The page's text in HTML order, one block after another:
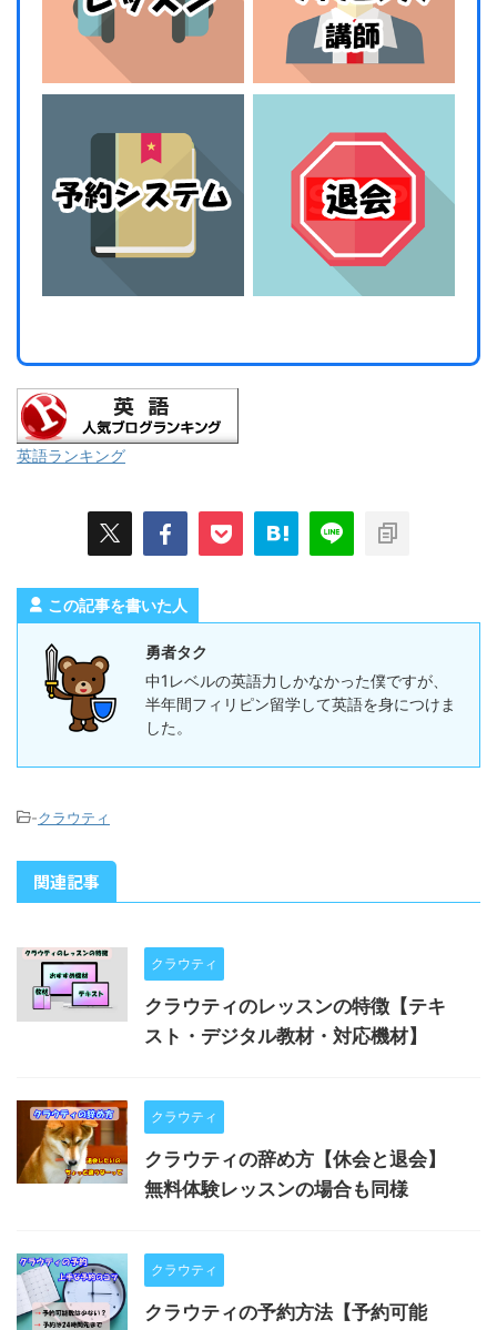
英語ランキング
この記事を書いた人
勇者タク
中1レベルの英語力しかなかった僕ですが、
半年間フィリピン留学して英語を身につけま
した。
-クラウティ
関連記事
クラウティ
クラウティのレッスンの特徴【テキ
スト・デジタル教材・対応機材】
クラウティ
クラウティの辞め方【休会と退会】
無料体験レッスンの場合も同様
クラウティ
クラウティの予約方法【予約可能